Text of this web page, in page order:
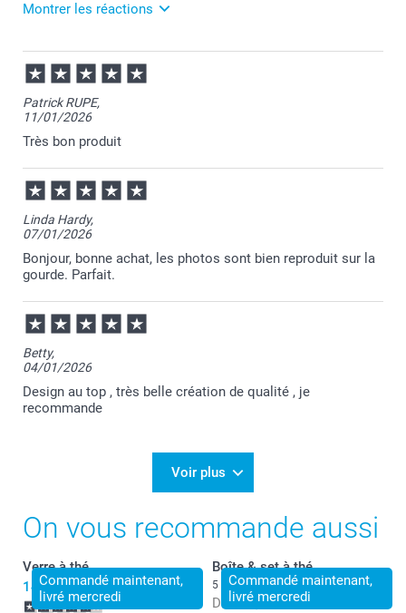
Montrer les réactions
10/03/2026
10:25
Merci pour votre commande Delphine et je suis
heureuse d'apprendre votre satisfaction.
Passez une belle journée.
Cordialement,
Florence@smartphoto
Patrick RUPE,
11/01/2026
Très bon produit
Linda Hardy,
07/01/2026
Bonjour, bonne achat, les photos sont bien reproduit sur la
gourde. Parfait.
Betty,
04/01/2026
Design au top , très belle création de qualité , je
recommande
Voir plus
On vous recommande aussi
Commandé maintenant,
livré mercredi
Verre à thé
14,99
Commandé maintenant,
livré mercredi
Boîte & set à thé
5 variantes
Dès 27,99